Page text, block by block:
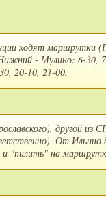
ходят маршрутки
- Мулино: 6-30,
20-10, 21-00.
другой из
От
"пилить" на